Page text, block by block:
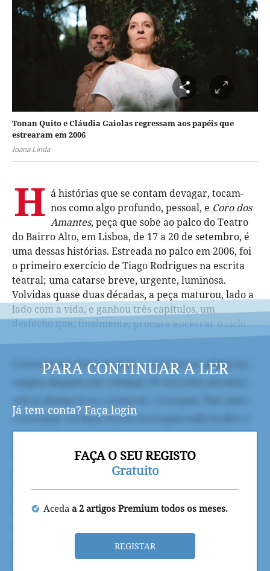
Tonan Quito e Cláudia Gaiolas regressam aos papéis que
estrearam em 2006
Joana Linda
H á histórias que se contam devagar, tocam-
nos como algo profundo, pessoal, e Coro dos
Amantes, peça que sobe ao palco do Teatro
do Bairro Alto, em Lisboa, de 17 a 20 de setembro, é
uma dessas histórias. Estreada no palco em 2006, foi
o primeiro exercício de Tiago Rodrigues na escrita
teatral; uma catarse breve, urgente, luminosa.
Volvidas quase duas décadas, a peça maturou, lado a
lado com a vida, e ganhou três capítulos, um
desfecho que, finalmente, procura encerrar o ciclo.
PARA CONTINUAR A LER
Já tem conta? Faça login
FAÇA O SEU REGISTO
Gratuito
Aceda a 2 artigos Premium todos os meses.
REGISTAR